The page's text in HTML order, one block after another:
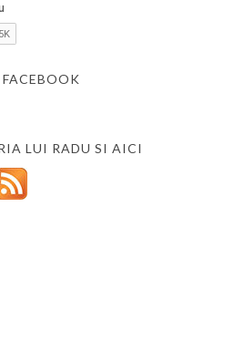
FACEBOOK
LUI RADU SI AICI